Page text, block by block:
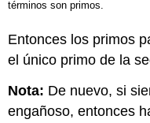
términos son primos.
Entonces los primos
el único primo de la
Nota: De nuevo, si
engañoso, entonces